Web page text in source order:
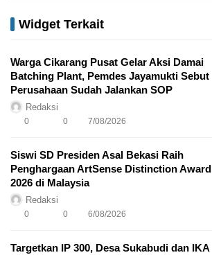
Widget Terkait
Warga Cikarang Pusat Gelar Aksi Damai
Batching Plant, Pemdes Jayamukti Sebut
Perusahaan Sudah Jalankan SOP
Redaksi
0 0 7/08/2026
Siswi SD Presiden Asal Bekasi Raih
Penghargaan ArtSense Distinction Award
2026 di Malaysia
Redaksi
0 0 6/08/2026
Targetkan IP 300, Desa Sukabudi dan IKA